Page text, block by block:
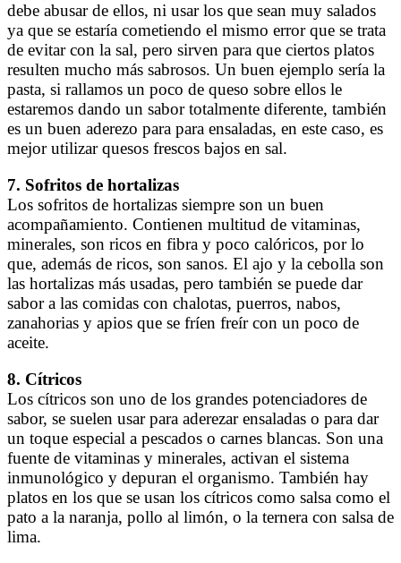
debe abusar de ellos, ni usar los que sean muy salados
ya que se estaría cometiendo el mismo error que se trata
de evitar con la sal, pero sirven para que ciertos platos
resulten mucho más sabrosos. Un buen ejemplo sería la
pasta, si rallamos un poco de queso sobre ellos le
estaremos dando un sabor totalmente diferente, también
es un buen aderezo para para ensaladas, en este caso, es
mejor utilizar quesos frescos bajos en sal.
7. Sofritos de hortalizas
Los sofritos de hortalizas siempre son un buen
acompañamiento. Contienen multitud de vitaminas,
minerales, son ricos en fibra y poco calóricos, por lo
que, además de ricos, son sanos. El ajo y la cebolla son
las hortalizas más usadas, pero también se puede dar
sabor a las comidas con chalotas, puerros, nabos,
zanahorias y apios que se fríen freír con un poco de
aceite.
8. Cítricos
Los cítricos son uno de los grandes potenciadores de
sabor, se suelen usar para aderezar ensaladas o para dar
un toque especial a pescados o carnes blancas. Son una
fuente de vitaminas y minerales, activan el sistema
inmunológico y depuran el organismo. También hay
platos en los que se usan los cítricos como salsa como el
pato a la naranja, pollo al limón, o la ternera con salsa de
lima.